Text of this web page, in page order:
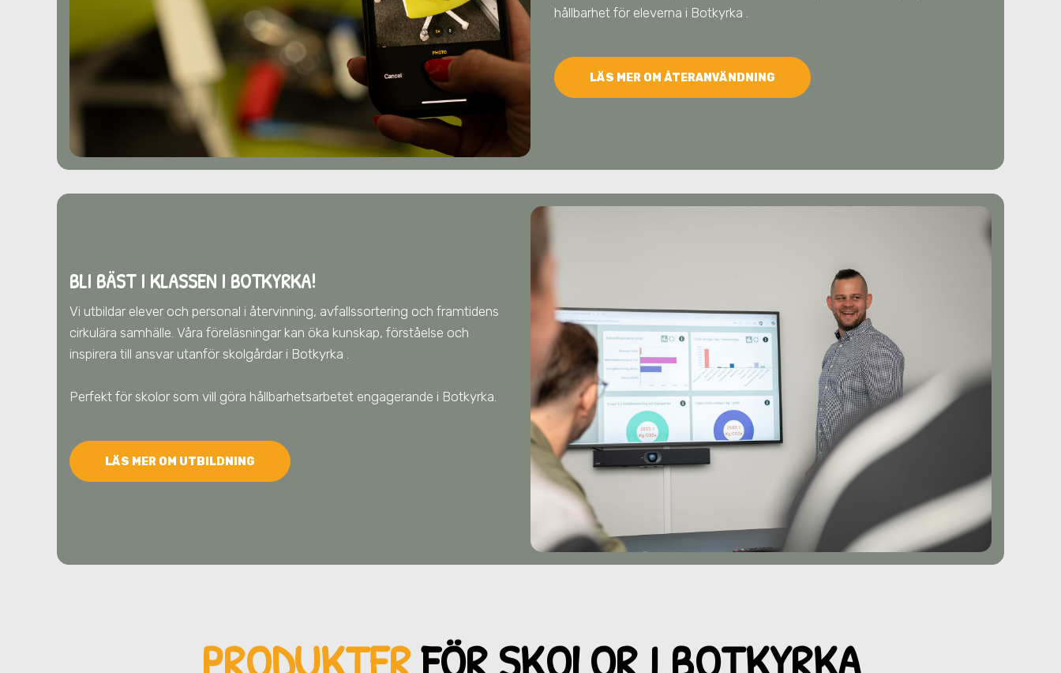
hållbarhet för eleverna i Botkyrka
LÄS MER OM ÅTERANVÄNDNING
BLI BÄST I KLASSEN I BOTKYRKA!
Vi utbildar elever och personal i återvinning, avfallssortering och framtidens
cirkulära samhälle. Våra föreläsningar kan öka kunskap, förståelse och
inspirera till ansvar utanför skolgårdar i Botkyrka
Perfekt för skolor som vill göra hållbarhetsarbetet engagerande i Botkyrka
LÄS MER OM UTBILDNING